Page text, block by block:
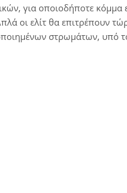
για οποιοδήποτε κόμμα
οι ελίτ θα επιτρέπουν
στρωμάτων, υπό